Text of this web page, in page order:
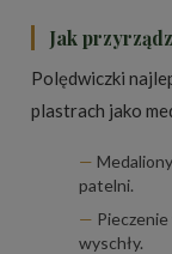
Jak
Polędwiczki
plastrach jako
patelni.
wyschły.